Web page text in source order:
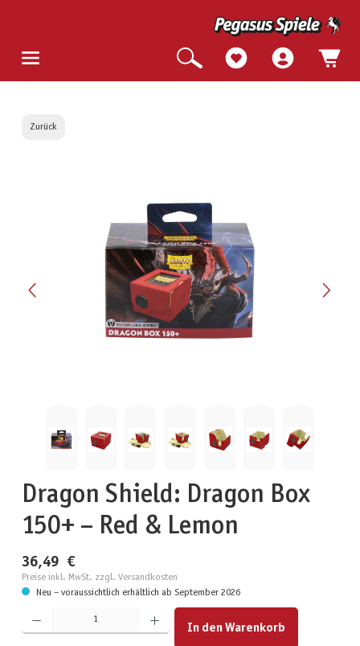
Zurück
Dragon Shield: Dragon Box
150+ – Red & Lemon
36,49 €
Preise inkl. MwSt. zzgl. Versandkosten
Neu – voraussichtlich erhältlich ab September 2026
Produkt Anzahl: Gib den gewünschten Wert ein oder benutze die Schaltflächen um die Anzahl zu
In den Warenkorb